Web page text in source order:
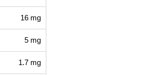
16 mg
5 mg
1.7 mg